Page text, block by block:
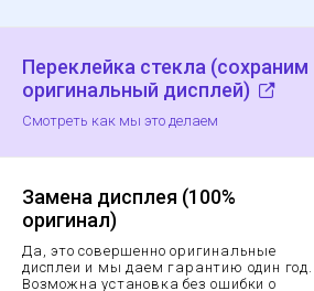
Переклейка стекла (сохраним
оригинальный дисплей)
Смотреть как мы это делаем
Замена дисплея (100%
оригинал)
Да, это совершенно оригинальные
дисплеи и мы даем гарантию один год.
Возможна установка без ошибки о